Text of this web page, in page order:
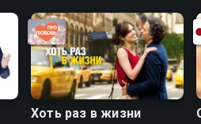
Хоть раз в жизни